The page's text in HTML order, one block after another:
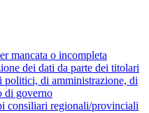
mancata o incompleta
dei dati da parte dei titolari
politici, di amministrazione, di
di governo
consiliari regionali/provinciali